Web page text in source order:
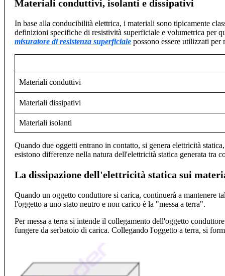
Materiali conduttivi, isolanti e dissipativi
In base alla conducibilità elettrica, i materiali sono tipicamente
definizioni specifiche di resistività superficiale e volumetrica per
misuratore di resistenza superficiale possono essere utilizzati
Materiali conduttivi
Materiali dissipativi
Materiali isolanti
Quando due oggetti entrano in contatto, si genera elettricità
esistono differenze nella natura dell'elettricità statica generata tra
La dissipazione dell'elettricità statica sui
Quando un oggetto conduttore si carica, continuerà a mantenere
l'oggetto a uno stato neutro e non carico è la "messa a terra".
Per messa a terra si intende il collegamento dell'oggetto
fungere da serbatoio di carica. Collegando l'oggetto a terra, si